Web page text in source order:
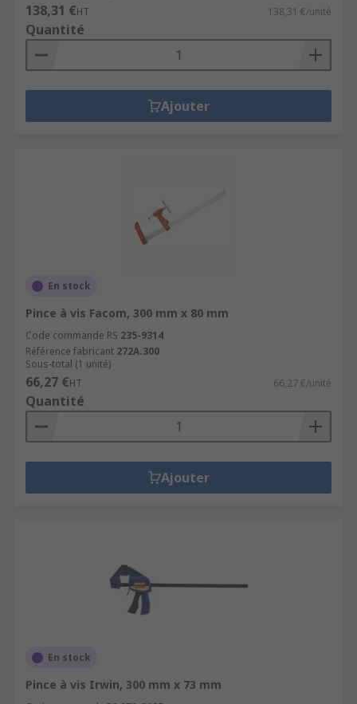
138,31 €HT 138,31 €/unité
Quantité
Ajouter
En stock
Pince à vis Facom, 300 mm x 80 mm
Code commande RS 235-9314
Référence fabricant 272A.300
Sous-total (1 unité)
66,27 €HT 66,27 €/unité
Quantité
Ajouter
En stock
Pince à vis Irwin, 300 mm x 73 mm